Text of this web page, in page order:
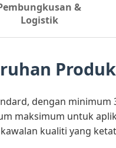
&
Logistik
Produk
dengan minimum
maksimum untuk
kualiti yang